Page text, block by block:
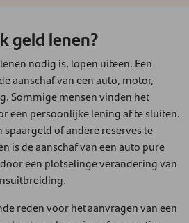
geld lenen?
nodig is, lopen uiteen. Een
aanschaf van een auto, motor,
Sommige mensen vinden het
een persoonlijke lening af te sluiten.
spaargeld of andere reserves te
is de aanschaf van een auto pure
een plotselinge verandering van
reden voor het aanvragen van een